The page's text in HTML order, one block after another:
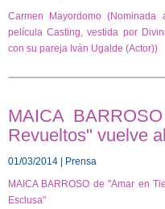
Carmen Mayordomo
película Casting, vestida por
con su pareja Iván Ugalde (Actor))
MAICA
Revueltos" vuelve
01/03/2014 | Prensa
MAICA BARROSO de "Amar en
Esclusa"